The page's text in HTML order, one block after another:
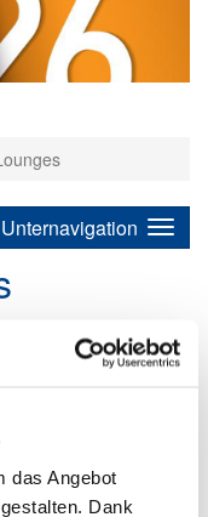
das Angebot
Dank
Unternavigation
Kreis &